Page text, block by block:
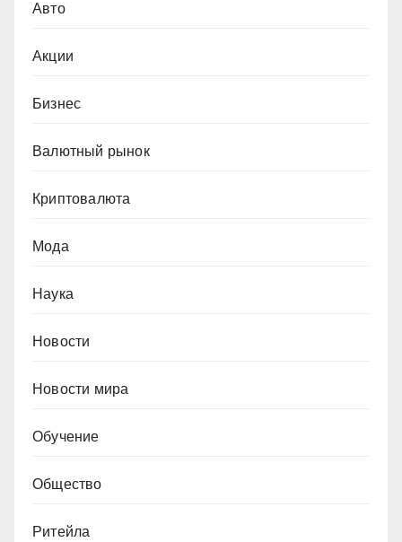
Авто
Акции
Бизнес
Валютный рынок
Криптовалюта
Мода
Наука
Новости
Новости мира
Обучение
Общество
Ритейла